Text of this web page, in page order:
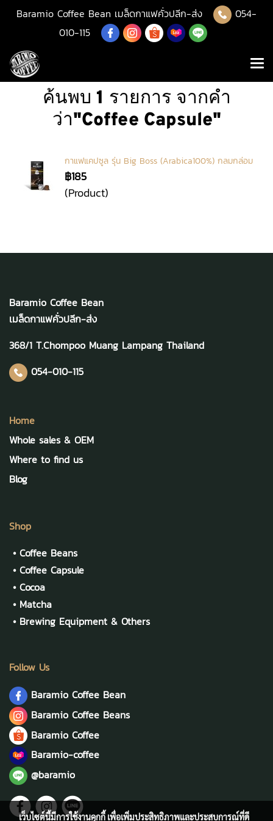
Baramio Coffee Bean เมล็ดกาแฟคั่วปลีก-ส่ง
054-
010-115
ค้นพบ 1 รายการ จากคำ
ว่า"Coffee Capsule"
กาแฟแคปซูล รุ่น Big Boss (Arabica100%) กลมกล่อม
฿185
(Product)
Baramio Coffee Bean
เมล็ดกาแฟคั่วปลีก-ส่ง
368/1 T.Chompoo Muang Lampang Thailand
054-010-115
Home
Whole sales & OEM
Where to find us
Blog
Shop
• Coffee Beans
• Coffee Capsule
• Cocoa
• Matcha
• Brewing Equipment & Others
Follow Us
Baramio Coffee Bean
Baramio Coffee Beans
Baramio Coffee
Baramio-coffee
@baramio
เว็บไซต์นี้มีการใช้งานคุกกี้ เพื่อเพิ่มประสิทธิภาพและประสบการณ์ที่ดี